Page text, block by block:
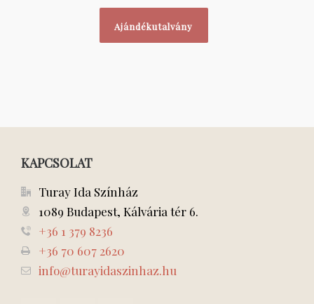
Ajándékutalvány
KAPCSOLAT
Turay Ida Színház
1089 Budapest, Kálvária tér 6.
+36 1 379 8236
+36 70 607 2620
info@turayidaszinhaz.hu